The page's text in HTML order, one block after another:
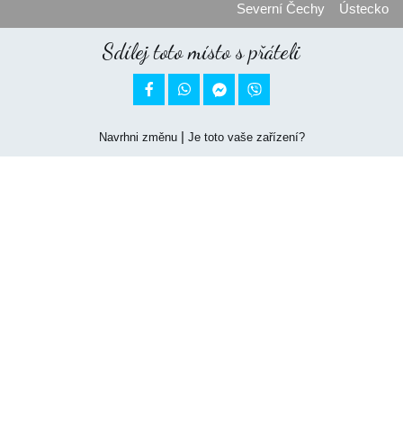
Severní Čechy
Ústecko
Sdílej toto místo s přáteli
 
Navrhni změnu| Je toto vaše zařízení?